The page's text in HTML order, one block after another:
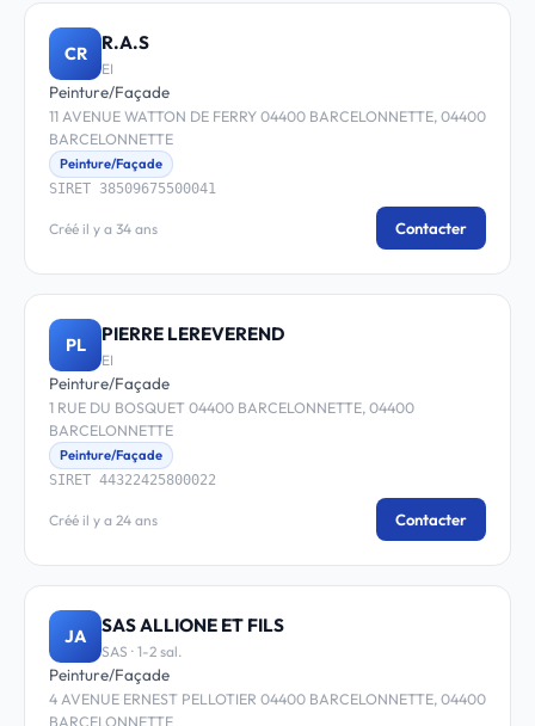
CR R.A.S
EI
Peinture/Façade
11 AVENUE WATTON DE FERRY 04400 BARCELONNETTE, 04400
BARCELONNETTE
Peinture/Façade
SIRET 38509675500041
Créé il y a 34 ans Contacter
PL PIERRE LEREVEREND
EI
Peinture/Façade
1 RUE DU BOSQUET 04400 BARCELONNETTE, 04400
BARCELONNETTE
Peinture/Façade
SIRET 44322425800022
Créé il y a 24 ans Contacter
JA SAS ALLIONE ET FILS
SAS · 1-2 sal.
Peinture/Façade
4 AVENUE ERNEST PELLOTIER 04400 BARCELONNETTE, 04400
BARCELONNETTE